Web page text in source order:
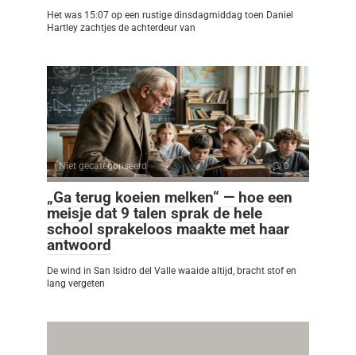
Het was 15:07 op een rustige dinsdagmiddag toen Daniel
Hartley zachtjes de achterdeur van
Niet gecategoriseerd 0
„Ga terug koeien melken“ — hoe een
meisje dat 9 talen sprak de hele
school sprakeloos maakte met haar
antwoord
De wind in San Isidro del Valle waaide altijd, bracht stof en
lang vergeten